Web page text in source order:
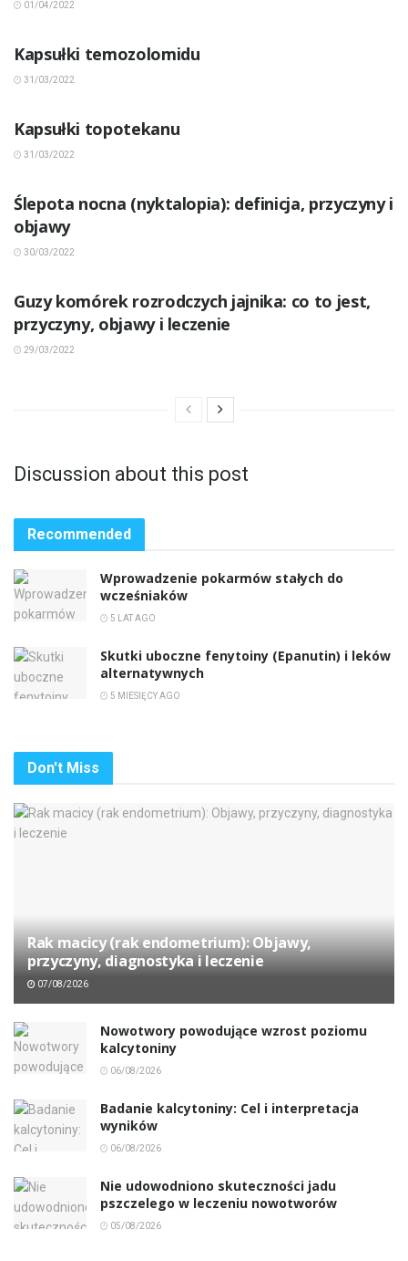
01/04/2022
Kapsułki temozolomidu
31/03/2022
Kapsułki topotekanu
31/03/2022
Ślepota nocna (nyktalopia): definicja, przyczyny i
objawy
30/03/2022
Guzy komórek rozrodczych jajnika: co to jest,
przyczyny, objawy i leczenie
29/03/2022
Discussion about this post
Recommended
Wprowadzenie pokarmów stałych do
wcześniaków
5 LAT AGO
Skutki uboczne fenytoiny (Epanutin) i leków
alternatywnych
5 MIESIĘCY AGO
Don't Miss
Rak macicy (rak endometrium): Objawy,
przyczyny, diagnostyka i leczenie
07/08/2026
Nowotwory powodujące wzrost poziomu
kalcytoniny
06/08/2026
Badanie kalcytoniny: Cel i interpretacja
wyników
06/08/2026
Nie udowodniono skuteczności jadu
pszczelego w leczeniu nowotworów
05/08/2026